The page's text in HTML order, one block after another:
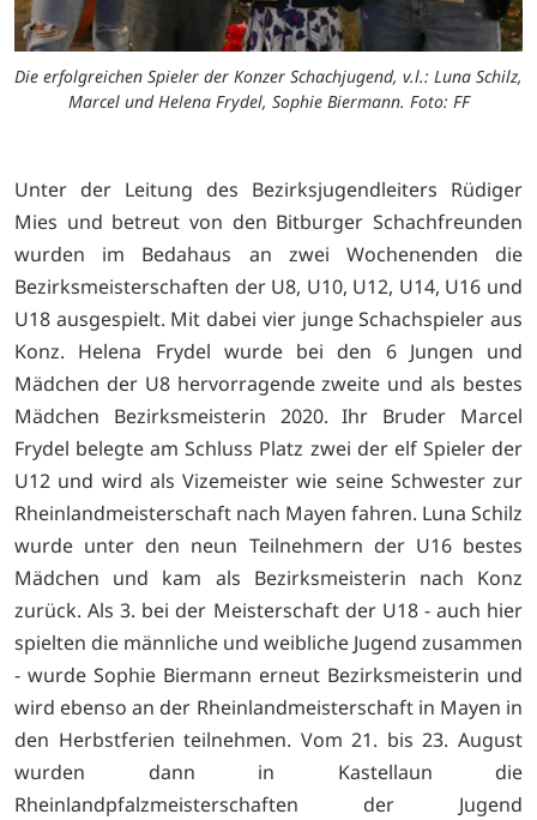
Die erfolgreichen Spieler der Konzer Schachjugend, v.l.: Luna Schilz,
Marcel und Helena Frydel, Sophie Biermann. Foto: FF
Unter der Leitung des Bezirksjugendleiters Rüdiger
Mies und betreut von den Bitburger Schachfreunden
wurden im Bedahaus an zwei Wochenenden die
Bezirksmeisterschaften der U8, U10, U12, U14, U16 und
U18 ausgespielt. Mit dabei vier junge Schachspieler aus
Konz. Helena Frydel wurde bei den 6 Jungen und
Mädchen der U8 hervorragende zweite und als bestes
Mädchen Bezirksmeisterin 2020. Ihr Bruder Marcel
Frydel belegte am Schluss Platz zwei der elf Spieler der
U12 und wird als Vizemeister wie seine Schwester zur
Rheinlandmeisterschaft nach Mayen fahren. Luna Schilz
wurde unter den neun Teilnehmern der U16 bestes
Mädchen und kam als Bezirksmeisterin nach Konz
zurück. Als 3. bei der Meisterschaft der U18 - auch hier
spielten die männliche und weibliche Jugend zusammen
- wurde Sophie Biermann erneut Bezirksmeisterin und
wird ebenso an der Rheinlandmeisterschaft in Mayen in
den Herbstferien teilnehmen. Vom 21. bis 23. August
wurden dann in Kastellaun die
Rheinlandpfalzmeisterschaften der Jugend